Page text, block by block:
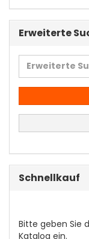
Erweiterte
Erweiterte
Suche
Schnellkauf
BITTE
GEBEN
Bitte geben Sie
Katalog ein.